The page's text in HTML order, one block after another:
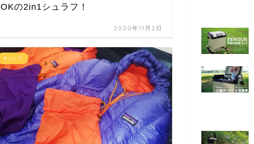
OKの2in1シュラフ！
2020年11月2日
キャンプ